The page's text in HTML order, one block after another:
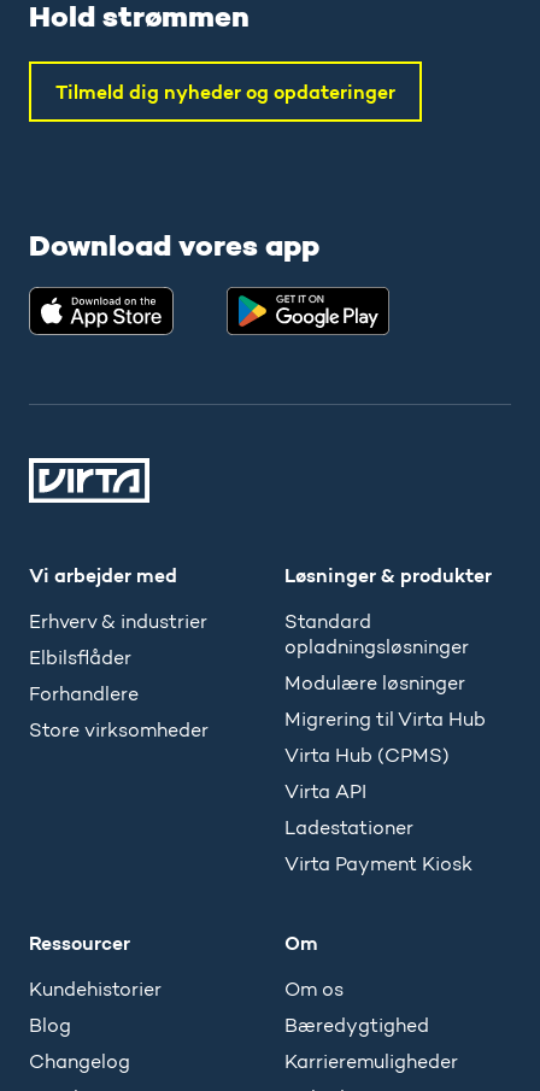
Hold strømmen
Tilmeld dig nyheder og opdateringer
Download vores app
Vi arbejder med
Erhverv & industrier
Elbilsflåder
Forhandlere
Store virksomheder
Løsninger & produkter
Standard
opladningsløsninger
Modulære løsninger
Migrering til Virta Hub
Virta Hub (CPMS)
Virta API
Ladestationer
Virta Payment Kiosk
Ressourcer
Kundehistorier
Blog
Changelog
Om
Om os
Bæredygtighed
Karrieremuligheder